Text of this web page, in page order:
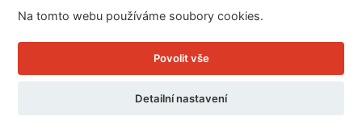
Na tomto webu používáme soubory cookies.
Povolit vše
Detailní nastavení